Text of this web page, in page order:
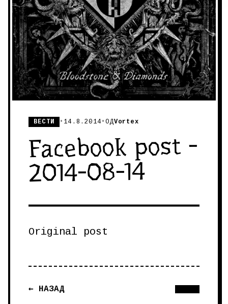
ВЕСТИ • 14.8.2014 •ОДVortex
Facebook post -
2014-08-14
Original post
← НАЗАД